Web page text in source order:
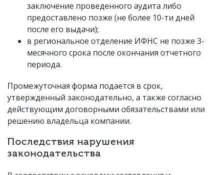
заключение проведенного аудита либо
предоставлено позже (не более 10-ти дней
после его выдачи);
в региональное отделение ИФНС не позже 3-
месячного срока после окончания отчетного
периода.
Промежуточная форма подается в срок,
утвержденный законодательно, а также согласно
действующим договорными обязательствами или
решению владельца компании.
Последствия нарушения
законодательства